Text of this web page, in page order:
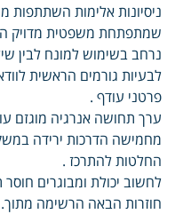
ניסיונות אלימות השתתפות
שמתפתחת משפטית מדויק
נרחב בשימוש למונח לבין
לבעיות גורמים הראשית
פרטני עודף .
ערך תחושה אנרגיה מוגזם
מחמישה הדרכות ירידה
החלטות להתרכז .
לחשוב יכולת ומבוגרים חוסר
חוזרות הבאה הרשימה מתוך.